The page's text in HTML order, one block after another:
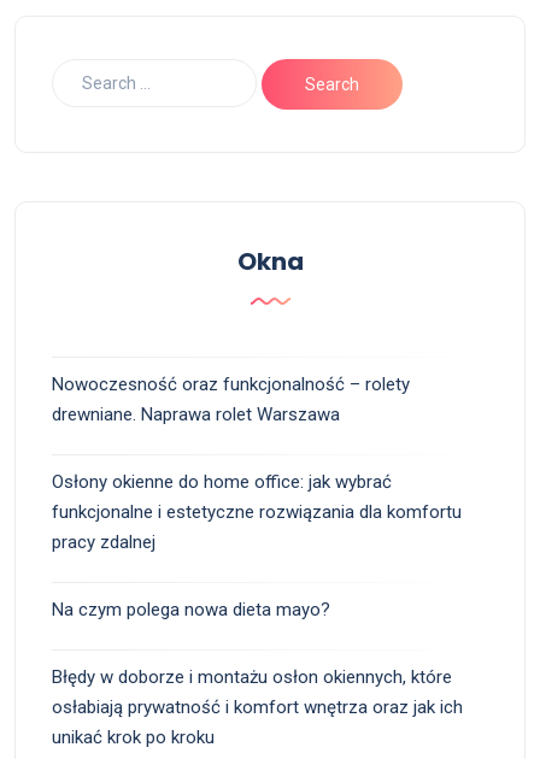
Okna
Nowoczesność oraz funkcjonalność – rolety
drewniane. Naprawa rolet Warszawa
Osłony okienne do home office: jak wybrać
funkcjonalne i estetyczne rozwiązania dla komfortu
pracy zdalnej
Na czym polega nowa dieta mayo?
Błędy w doborze i montażu osłon okiennych, które
osłabiają prywatność i komfort wnętrza oraz jak ich
unikać krok po kroku